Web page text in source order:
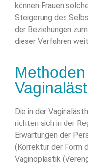
können Frauen
Steigerung des
der Beziehungen
dieser Verfahren
Die in der
richten sich in der
Erwartungen der
(Korrektur der Form
Vaginoplastik